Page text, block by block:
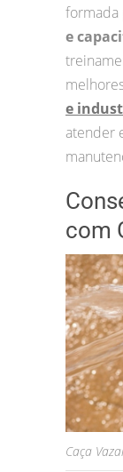
formada
e
e
atender
com
Caça